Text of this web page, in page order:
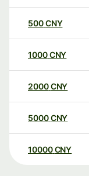
500CNY
1000CNY
2000CNY
5000CNY
10000 CNY